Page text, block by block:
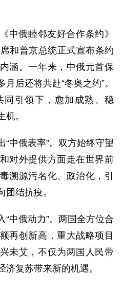
中俄睦邻友好合作条约》
和普京总统正式宣布条约
涵。一年来，中俄元首保
后还将共赴“冬奥之约”。
同引领下，愈加成熟、稳
。
“中俄表率”。双方始终守望
对外提供方面走在世界前
溯源污名化、政治化，引
结抗疫。
“中俄动力”。两国全方位合
再创新高，重大战略项目
未艾，不仅为两国人民带
复苏带来新的机遇。